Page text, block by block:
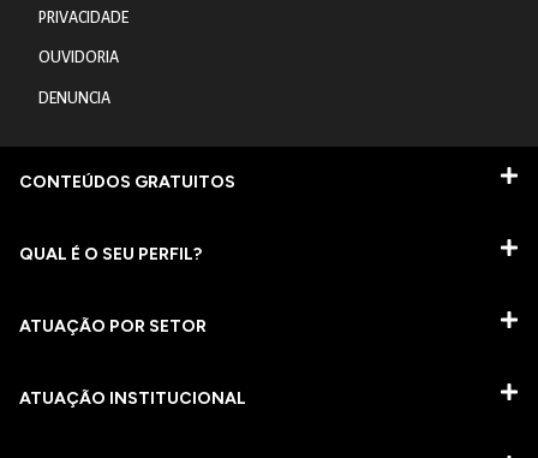
PRIVACIDADE
OUVIDORIA
DENUNCIA
CONTEÚDOS GRATUITOS
QUAL É O SEU PERFIL?
ATUAÇÃO POR SETOR
ATUAÇÃO INSTITUCIONAL